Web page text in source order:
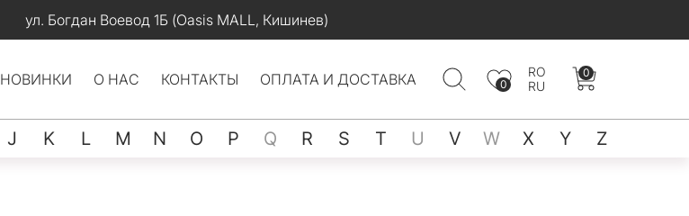
ул. Богдан Воевод 1Б (Oasis MALL, Кишинев)
НОВИНКИ О НАС КОНТАКТЫ ОПЛАТА И ДОСТАВКА 0
RO
RU
0
J K L M N O P Q R S T U V W X Y Z